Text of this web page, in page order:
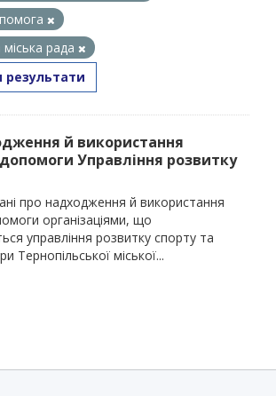
рада
результати
й використання
Управління розвитку
про надходження й використання
організаціями, що
управління розвитку спорту та
Тернопільської міської...